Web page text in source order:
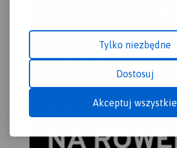
Tylko niezbędne
Dostosuj
Akceptuj wszystkie